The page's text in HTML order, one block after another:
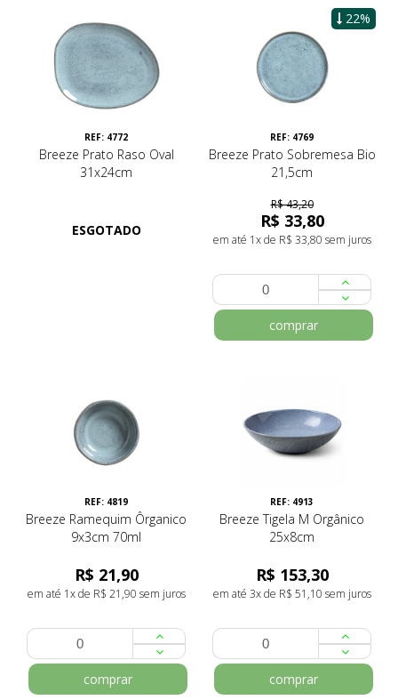
REF: 4772
Breeze Prato Raso Oval
31x24cm
ESGOTADO
22%
REF: 4769
Breeze Prato Sobremesa Bio
21,5cm
R$ 43,20
R$ 33,80
em até 1x de R$ 33,80 sem juros
comprar
REF: 4819
Breeze Ramequim Ôrganico
9x3cm 70ml
R$ 21,90
em até 1x de R$ 21,90 sem juros
comprar
REF: 4913
Breeze Tigela M Orgânico
25x8cm
R$ 153,30
em até 3x de R$ 51,10 sem juros
comprar